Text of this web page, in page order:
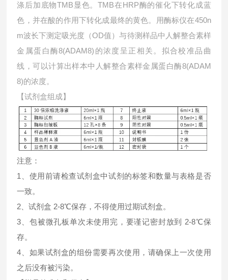
涤后加底物TMB显色。TMB在HRP酶的催化下转化成蓝
色，并在酸的作用下转化成最终的黄色。用酶标仪在450n
m波长下测定吸光度（OD值）与待测样品中 人解整合素样
金属蛋白酶8(ADAM8)的浓度呈正相关。拟合校准品曲
线，可以计算出样本中 人解整合素样金属蛋白酶8(ADAM
8)的浓度。
【试剂盒组成】
注意：
1、使用前请检查试剂盒中试剂的标签和数量与表格是否
一致。
2、试剂盒 2-8℃保存，不得使用过期试剂盒。
3、包被微孔板单次未使用完，要谨记密封放到 2-8℃保
存。
4、如果试剂盒的组份需要再次使用，请确保上一次使用
之后没有被污染。